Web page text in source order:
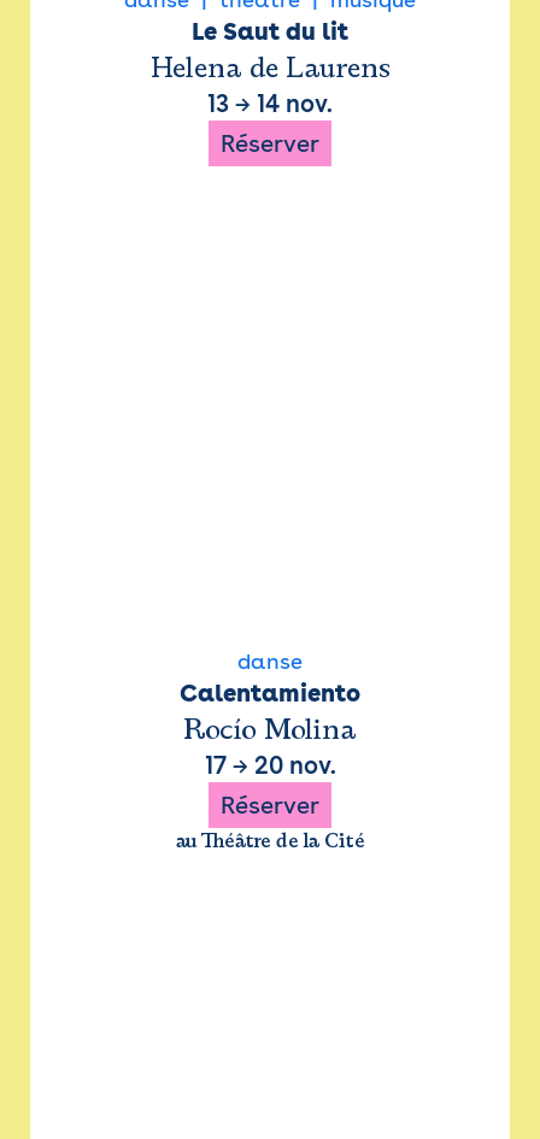
Le Saut du lit
Helena de Laurens
13 → 14 nov.
Réserver
danse
Calentamiento
Rocío Molina
17→ 20 nov.
Réserver
au Théâtre de la Cité